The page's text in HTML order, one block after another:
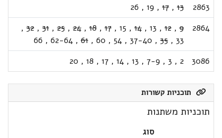
2863
13
,
17
,
19
,
26
2864
9
,
12
,
13
,
14
,
15
,
17
,
18
,
24
,
25
,
31
,
32
,
33
,
35
,
37-40
,
54
,
60
,
61
,
62-64
,
66
3086
2
,
3
,
7-9
,
13
,
14
,
17
,
18
,
20
תוכניות קשורות
תוכניות משתנות
סוג